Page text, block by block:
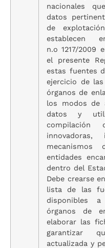
nacionales
datos
de
establecen
n.o 1217/2009
el presente
estas fuentes
ejercicio de
órganos de
los modos de
datos y
mecanismos
entidades
dentro del
Debe crearse
lista de las
disponibles
órganos de
elaborar las
garantizar
actualizada y